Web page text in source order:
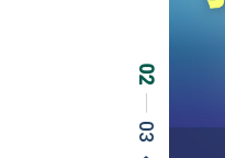
02
03